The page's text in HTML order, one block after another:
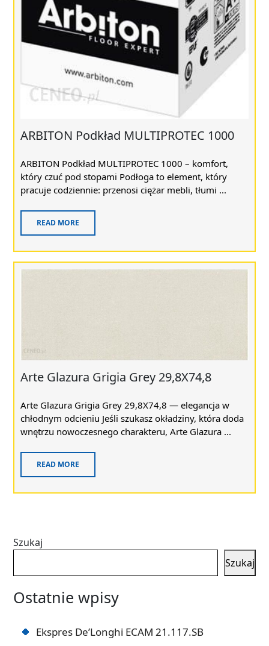
ARBITON Podkład MULTIPROTEC 1000
ARBITON Podkład MULTIPROTEC 1000 – komfort,
który czuć pod stopami Podłoga to element, który
pracuje codziennie: przenosi ciężar mebli, tłumi ...
READ MORE
Arte Glazura Grigia Grey 29,8X74,8
Arte Glazura Grigia Grey 29,8X74,8 — elegancja w
chłodnym odcieniu Jeśli szukasz okładziny, która doda
wnętrzu nowoczesnego charakteru, Arte Glazura ...
READ MORE
Szukaj
Szukaj
Ostatnie wpisy
Ekspres De’Longhi ECAM 21.117.SB